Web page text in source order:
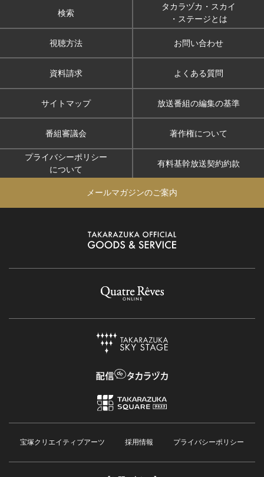
検索
タカラヅカ・スカイ
・ステージとは
視聴方法 お問い合わせ
資料請求 よくある質問
サイトマップ 放送番組の編集の基準
番組審議会 著作権について
プライバシーポリシー
について
有料基幹放送契約約款
メールマガジンのご案内
宝塚クリエイティブアーツ 採用情報 プライバシーポリシー